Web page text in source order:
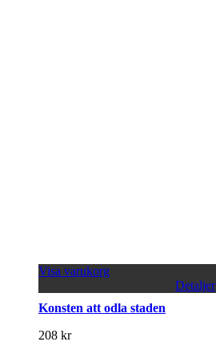
Visa varukorg
Detaljer
Konsten att odla staden
208 kr